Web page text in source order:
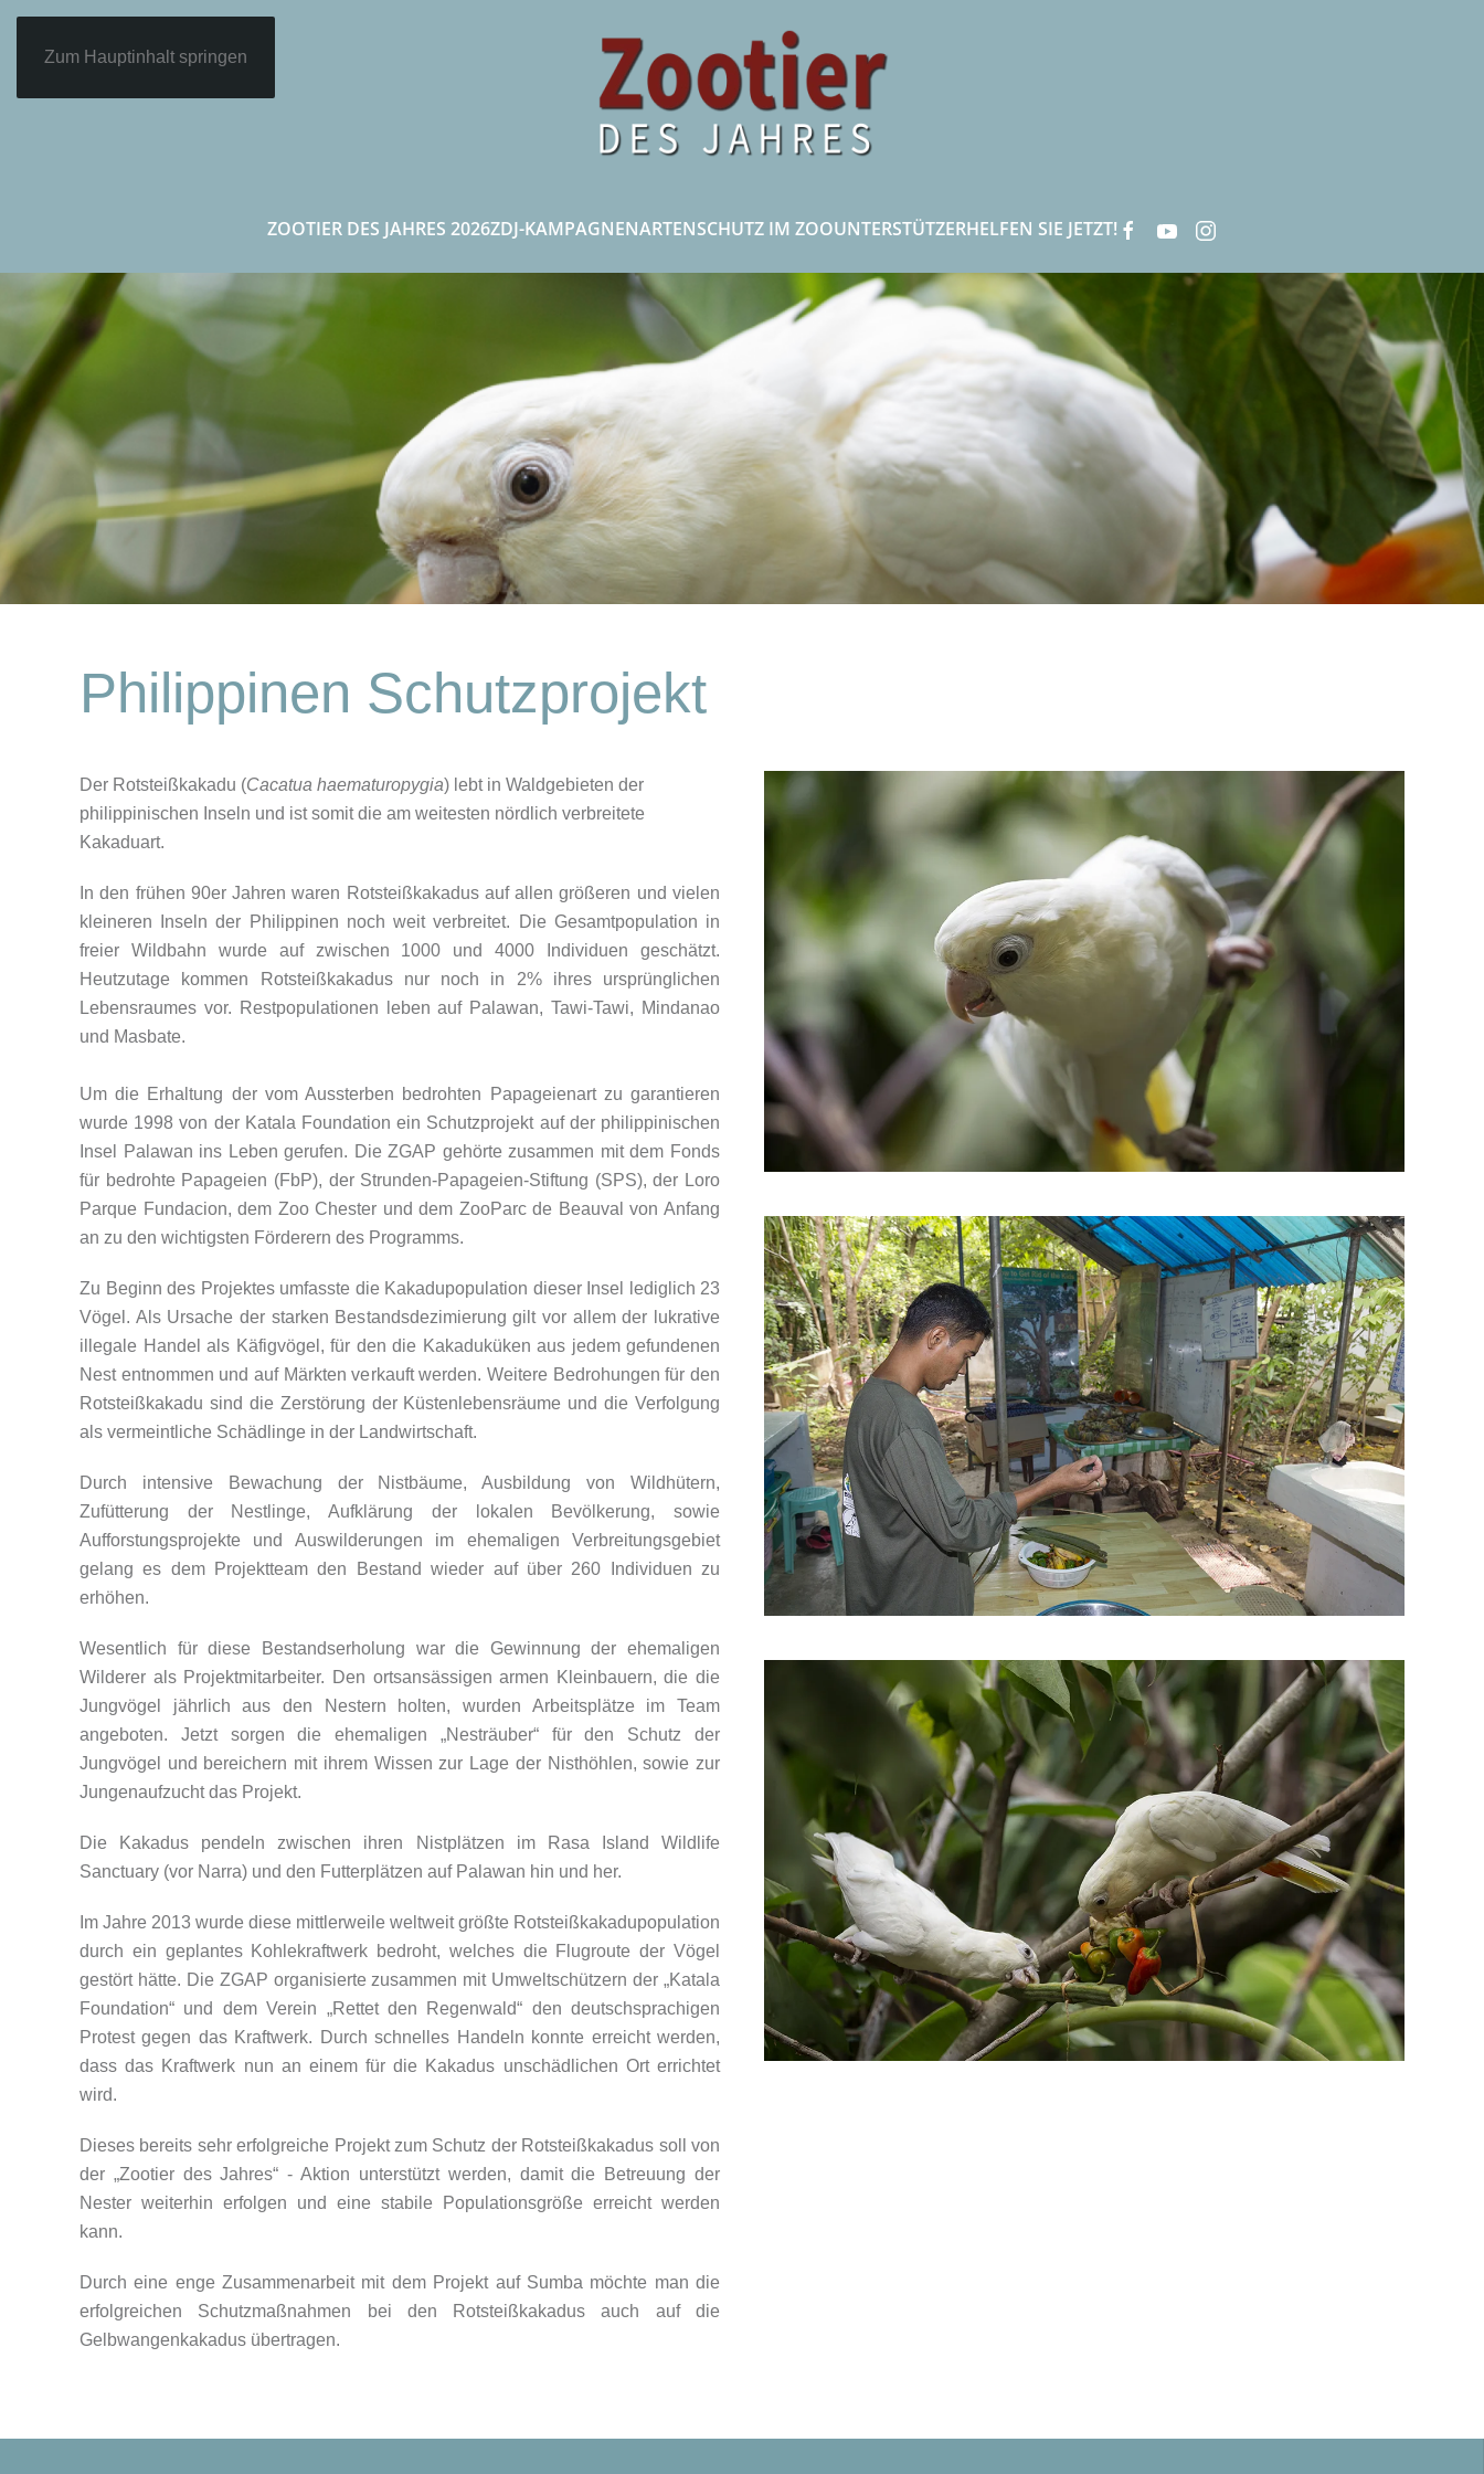
Zum Hauptinhalt springen
ZOOTIER DES JAHRES 2026ZDJ-KAMPAGNENARTENSCHUTZ IM ZOOUNTERSTÜTZERHELFEN SIE JETZT!
Philippinen Schutzprojekt
Der Rotsteißkakadu (Cacatua haematuropygia) lebt in Waldgebieten der
philippinischen Inseln und ist somit die am weitesten nördlich verbreitete
Kakaduart.
In den frühen 90er Jahren waren Rotsteißkakadus auf allen größeren und vielen
kleineren Inseln der Philippinen noch weit verbreitet. Die Gesamtpopulation in
freier Wildbahn wurde auf zwischen 1000 und 4000 Individuen geschätzt.
Heutzutage kommen Rotsteißkakadus nur noch in 2% ihres ursprünglichen
Lebensraumes vor. Restpopulationen leben auf Palawan, Tawi-Tawi, Mindanao
und Masbate.
Um die Erhaltung der vom Aussterben bedrohten Papageienart zu garantieren
wurde 1998 von der Katala Foundation ein Schutzprojekt auf der philippinischen
Insel Palawan ins Leben gerufen. Die ZGAP gehörte zusammen mit dem Fonds
für bedrohte Papageien (FbP), der Strunden-Papageien-Stiftung (SPS), der Loro
Parque Fundacion, dem Zoo Chester und dem ZooParc de Beauval von Anfang
an zu den wichtigsten Förderern des Programms.
Zu Beginn des Projektes umfasste die Kakadupopulation dieser Insel lediglich 23
Vögel. Als Ursache der starken Bestandsdezimierung gilt vor allem der lukrative
illegale Handel als Käfigvögel, für den die Kakaduküken aus jedem gefundenen
Nest entnommen und auf Märkten verkauft werden. Weitere Bedrohungen für den
Rotsteißkakadu sind die Zerstörung der Küstenlebensräume und die Verfolgung
als vermeintliche Schädlinge in der Landwirtschaft.
Durch intensive Bewachung der Nistbäume, Ausbildung von Wildhütern,
Zufütterung der Nestlinge, Aufklärung der lokalen Bevölkerung, sowie
Aufforstungsprojekte und Auswilderungen im ehemaligen Verbreitungsgebiet
gelang es dem Projektteam den Bestand wieder auf über 260 Individuen zu
erhöhen.
Wesentlich für diese Bestandserholung war die Gewinnung der ehemaligen
Wilderer als Projektmitarbeiter. Den ortsansässigen armen Kleinbauern, die die
Jungvögel jährlich aus den Nestern holten, wurden Arbeitsplätze im Team
angeboten. Jetzt sorgen die ehemaligen „Nesträuber“ für den Schutz der
Jungvögel und bereichern mit ihrem Wissen zur Lage der Nisthöhlen, sowie zur
Jungenaufzucht das Projekt.
Die Kakadus pendeln zwischen ihren Nistplätzen im Rasa Island Wildlife
Sanctuary (vor Narra) und den Futterplätzen auf Palawan hin und her.
Im Jahre 2013 wurde diese mittlerweile weltweit größte Rotsteißkakadupopulation
durch ein geplantes Kohlekraftwerk bedroht, welches die Flugroute der Vögel
gestört hätte. Die ZGAP organisierte zusammen mit Umweltschützern der „Katala
Foundation“ und dem Verein „Rettet den Regenwald“ den deutschsprachigen
Protest gegen das Kraftwerk. Durch schnelles Handeln konnte erreicht werden,
dass das Kraftwerk nun an einem für die Kakadus unschädlichen Ort errichtet
wird.
Dieses bereits sehr erfolgreiche Projekt zum Schutz der Rotsteißkakadus soll von
der „Zootier des Jahres“ - Aktion unterstützt werden, damit die Betreuung der
Nester weiterhin erfolgen und eine stabile Populationsgröße erreicht werden
kann.
Durch eine enge Zusammenarbeit mit dem Projekt auf Sumba möchte man die
erfolgreichen Schutzmaßnahmen bei den Rotsteißkakadus auch auf die
Gelbwangenkakadus übertragen.